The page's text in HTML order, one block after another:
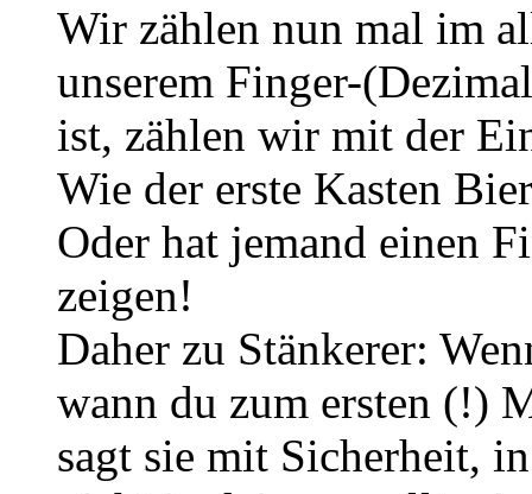
Wir zählen nun mal im
unserem Finger-
ist, zählen wir mit der
Wie der erste Kasten
Oder hat jemand einen
zeigen!
Daher zu Stänkerer:
wann du zum ersten (!)
sagt sie mit Sicherheit,